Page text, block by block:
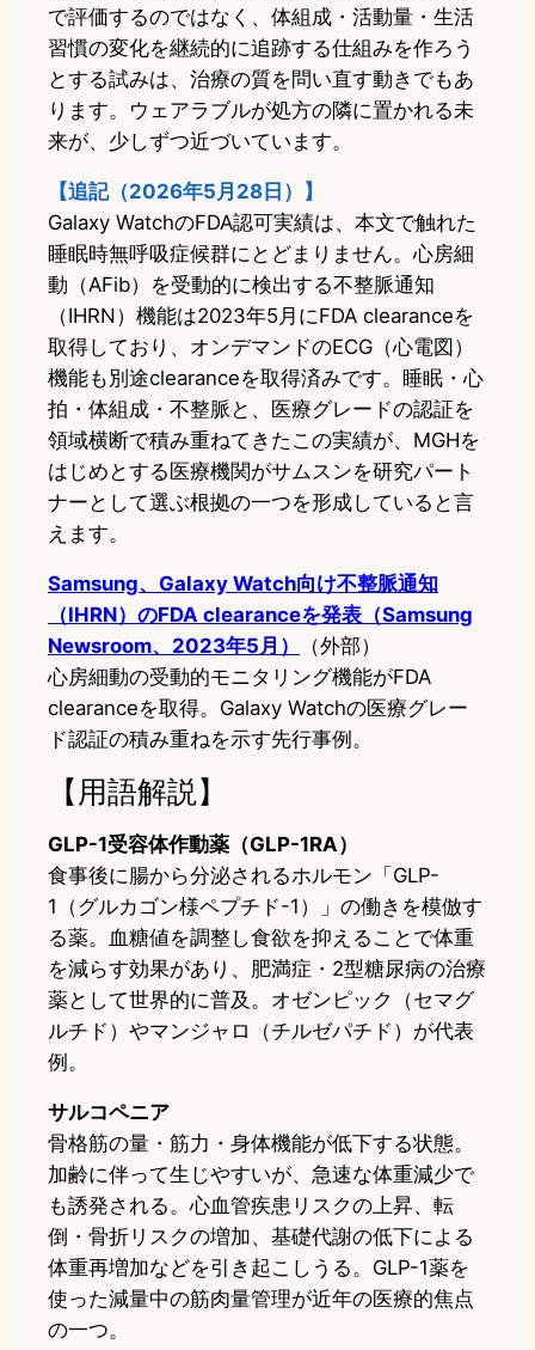
で評価するのではなく、体組成・活動量・生活
習慣の変化を継続的に追跡する仕組みを作ろう
とする試みは、治療の質を問い直す動きでもあ
ります。ウェアラブルが処方の隣に置かれる未
来が、少しずつ近づいています。
【追記（2026年5月28日）】
Galaxy WatchのFDA認可実績は、本文で触れた
睡眠時無呼吸症候群にとどまりません。心房細
動（AFib）を受動的に検出する不整脈通知
（IHRN）機能は2023年5月にFDA clearanceを
取得しており、オンデマンドのECG（心電図）
機能も別途clearanceを取得済みです。睡眠・心
拍・体組成・不整脈と、医療グレードの認証を
領域横断で積み重ねてきたこの実績が、MGHを
はじめとする医療機関がサムスンを研究パート
ナーとして選ぶ根拠の一つを形成していると言
えます。
Samsung、Galaxy Watch向け不整脈通知
（IHRN）のFDA clearanceを発表（Samsung
Newsroom、2023年5月）
（外部）
心房細動の受動的モニタリング機能がFDA
clearanceを取得。Galaxy Watchの医療グレー
ド認証の積み重ねを示す先行事例。
【用語解説】
GLP-1受容体作動薬（GLP-1RA）
食事後に腸から分泌されるホルモン「GLP-
1（グルカゴン様ペプチド-1）」の働きを模倣す
る薬。血糖値を調整し食欲を抑えることで体重
を減らす効果があり、肥満症・2型糖尿病の治療
薬として世界的に普及。オゼンピック（セマグ
ルチド）やマンジャロ（チルゼパチド）が代表
例。
サルコペニア
骨格筋の量・筋力・身体機能が低下する状態。
加齢に伴って生じやすいが、急速な体重減少で
も誘発される。心血管疾患リスクの上昇、転
倒・骨折リスクの増加、基礎代謝の低下による
体重再増加などを引き起こしうる。GLP-1薬を
使った減量中の筋肉量管理が近年の医療的焦点
の一つ。